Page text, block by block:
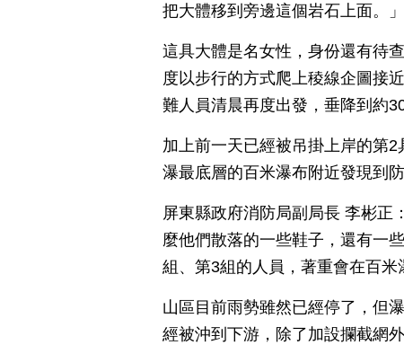
把大體移到旁邊這個岩石上面。」
這具大體是名女性，身份還有待
度以步行的方式爬上稜線企圖接
難人員清晨再度出發，垂降到約
加上前一天已經被吊掛上岸的第
瀑最底層的百米瀑布附近發現到
屏東縣政府消防局副局長 李彬正
麼他們散落的一些鞋子，還有一
組、第3組的人員，著重會在百米
山區目前雨勢雖然已經停了，但
經被沖到下游，除了加設攔截網